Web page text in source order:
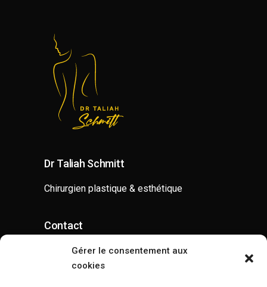
Gérer le consentement aux
cookies
Dr Taliah Schmitt
Chirurgien plastique & esthétique
Contact
contact@drtaliahschmitt.com
07 52 62 80 00